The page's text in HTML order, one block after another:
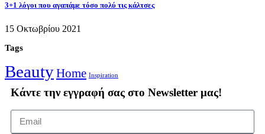
3+1 λόγοι που αγαπάμε τόσο πολύ τις κάλτσες
15 Οκτωβρίου 2021
Tags
BeautyHome Inspiration
Κάντε την εγγραφή σας στο Newsletter μας!